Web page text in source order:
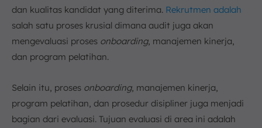
dan kualitas kandidat yang diterima. Rekrutmen adalah
salah satu proses krusial dimana audit juga akan
mengevaluasi proses onboarding, manajemen kinerja,
dan program pelatihan.
Selain itu, proses onboarding, manajemen kinerja,
program pelatihan, dan prosedur disipliner juga menjadi
bagian dari evaluasi. Tujuan evaluasi di area ini adalah